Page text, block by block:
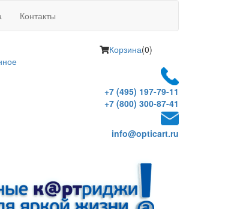
Контакты
Корзина(0)
+7 (495) 197-79-11
+7 (800) 300-87-41
info@opticart.ru